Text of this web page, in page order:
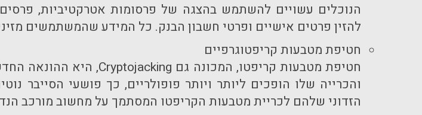
הנוכלים עשויים להשתמש בהצגה של פרסומות אטרקטיביות,
להזין פרטים אישיים ופרטי חשבון הבנק. כל המידע שהמשתמשים
חטיפת מטבעות קריפטוגרפיים
חטיפת מטבעות קריפטו, המכונה גם Cryptojacking, היא ההונאה
והכרייה שלו הופכים ליותר ויותר פופולריים, כך פושעי הסייבר
הזדוני שלהם לכריית מטבעות הקריפטו המסתמך על מחשוב מורכב